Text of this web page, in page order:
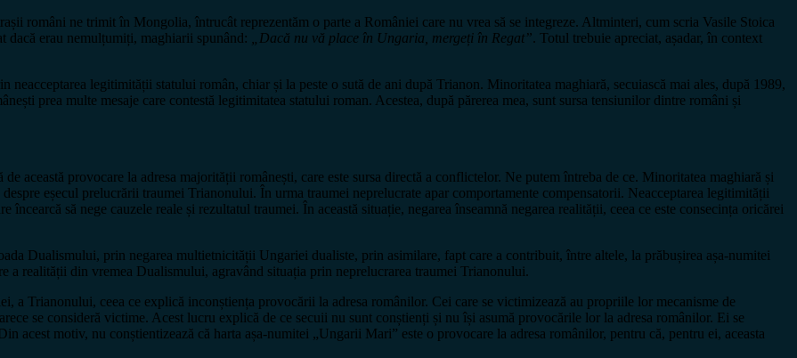
români ne trimit în Mongolia, întrucât reprezentăm o parte a României care nu vrea să se integreze. Altminteri, cum scria Vasile Stoica
erau nemulțumiți, maghiarii spunând:
„Dacă nu vă place în Ungaria, mergeți în Regat”. Totul trebuie apreciat, așadar, în context
legitimității statului român, chiar și la peste o sută de ani după Trianon. Minoritatea maghiară, secuiască mai ales, după 1989,
prea multe mesaje care contestă legitimitatea statului roman. Acestea, după părerea mea, sunt sursa tensiunilor dintre români și
această provocare la adresa majorității românești, care este sursa directă a conflictelor. Ne putem întreba de ce. Minoritatea maghiară și
eșecul prelucrării traumei Trianonului. În urma traumei neprelucrate apar comportamente compensatorii. Neacceptarea legitimității
să nege cauzele reale și rezultatul traumei. În această situație, negarea înseamnă negarea realității, ceea ce este consecința oricărei
Dualismului, prin negarea multietnicității Ungariei dualiste, prin asimilare, fapt care a contribuit, între altele, la prăbușirea așa-numitei
a realității din vremea Dualismului, agravând situația prin neprelucrarea traumei Trianonului.
a Trianonului, ceea ce explică inconștiența provocării la adresa românilor. Cei care se victimizează au propriile lor mecanisme de
se consideră victime. Acest lucru explică de ce secuii nu sunt conștienți și nu își asumă provocările lor la adresa românilor. Ei se
acest motiv, nu conștientizează că harta așa-numitei „Ungarii Mari” este o provocare la adresa românilor, pentru că, pentru ei, aceasta